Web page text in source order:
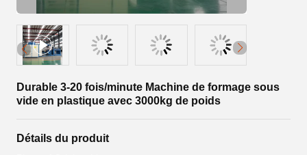
Durable 3-20 fois/minute Machine de formage sous
vide en plastique avec 3000kg de poids
Détails du produit